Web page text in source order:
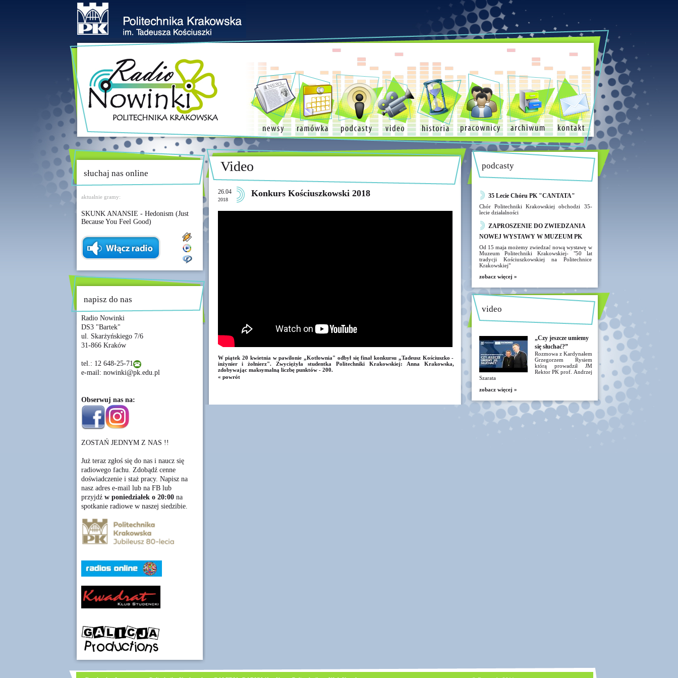
słuchaj nas online
aktualnie gramy:
SKUNK ANANSIE - Hedonism (Just
Because You Feel Good)
napisz do nas
Radio Nowinki
DS3 "Bartek"
ul. Skarżyńskiego 7/6
31-866 Kraków
tel.: 12 648-25-71
e-mail: nowinki@pk.edu.pl
Obserwuj nas na:
ZOSTAŃ JEDNYM Z NAS !!
Już teraz zgłoś się do nas i naucz się
radiowego fachu. Zdobądź cenne
doświadczenie i staż pracy. Napisz na
nasz adres e-mail lub na FB lub
przyjdź w poniedziałek o 20:00na
spotkanie radiowe w naszej siedzibie.
Video
26.04
2018
Konkurs Kościuszkowski 2018
W piątek 20 kwietnia w pawilonie „Kotłownia" odbył się finał konkursu „Tadeusz Kościuszko -
inżynier i żołnierz". Zwyciężyła studentka Politechniki Krakowskiej: Anna Krakowska,
zdobywając maksymalną liczbę punktów - 200.
« powrót
podcasty
35 Lecie Chóru PK "CANTATA"
Chór Politechniki Krakowskiej obchodzi 35-
lecie działalności
ZAPROSZENIE DO ZWIEDZANIA
NOWEJ WYSTAWY W MUZEUM PK
Od 15 maja możemy zwiedzać nową wystawę w
Muzeum Politechniki Krakowskiej- "50 lat
tradycji Kościuszkowskiej na Politechnice
Krakowskiej"
zobacz więcej »
video
„Czy jeszcze umiemy
się słuchać?”
Rozmowa z Kardynałem
Grzegorzem Rysiem
którą prowadził JM
Rektor PK prof. Andrzej
Szarata
zobacz więcej »